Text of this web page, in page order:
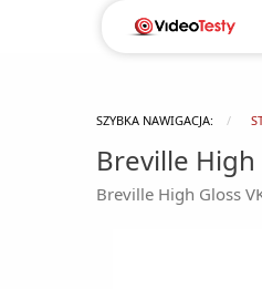
SZYBKA NAWIGACJA:
Breville High
Breville High Gloss